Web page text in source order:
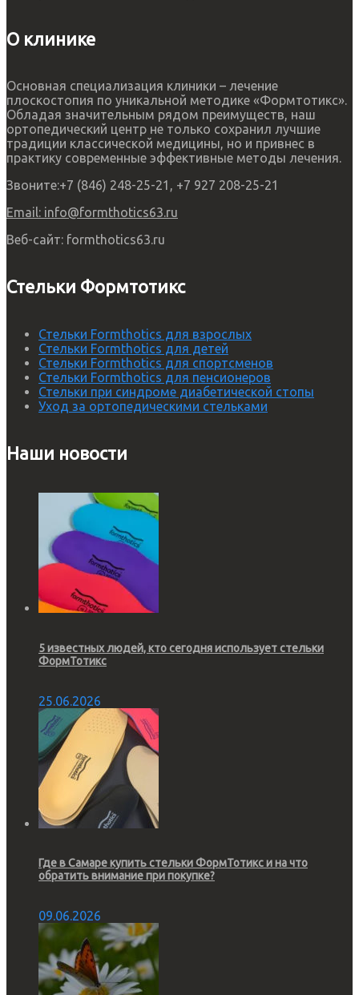
О клинике
Основная специализация клиники – лечение
плоскостопия по уникальной методике «Формтотикс».
Обладая значительным рядом преимуществ, наш
ортопедический центр не только сохранил лучшие
традиции классической медицины, но и привнес в
практику современные эффективные методы лечения.
Звоните:+7 (846) 248-25-21, +7 927 208-25-21
Email: info@formthotics63.ru
Веб-сайт: formthotics63.ru
Стельки Формтотикс
Стельки Formthotics для взрослых
Стельки Formthotics для детей
Стельки Formthotics для спортсменов
Стельки Formthotics для пенсионеров
Стельки при синдроме диабетической стопы
Уход за ортопедическими стельками
Наши новости
5 известных людей, кто сегодня использует стельки
ФормТотикс
25.06.2026
Где в Самаре купить стельки ФормТотикс и на что
обратить внимание при покупке?
09.06.2026